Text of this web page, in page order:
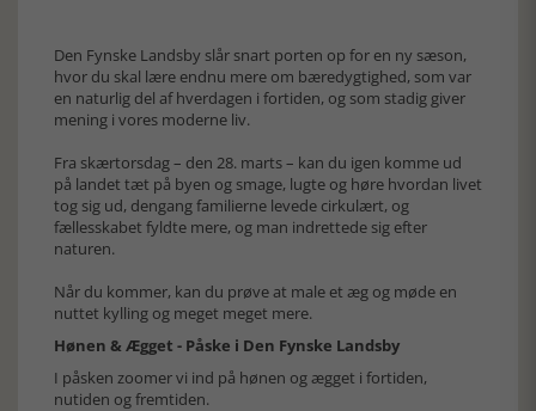
Den Fynske Landsby slår snart porten op for en ny sæson,
hvor du skal lære endnu mere om bæredygtighed, som var
en naturlig del af hverdagen i fortiden, og som stadig giver
mening i vores moderne liv.
Fra skærtorsdag – den 28. marts – kan du igen komme ud
på landet tæt på byen og smage, lugte og høre hvordan livet
tog sig ud, dengang familierne levede cirkulært, og
fællesskabet fyldte mere, og man indrettede sig efter
naturen.
Når du kommer, kan du prøve at male et æg og møde en
nuttet kylling og meget meget mere.
Hønen & Ægget - Påske i Den Fynske Landsby
I påsken zoomer vi ind på hønen og ægget i fortiden,
nutiden og fremtiden.